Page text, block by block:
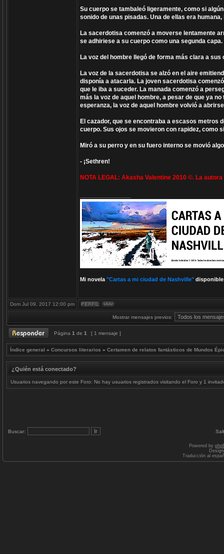
Su cuerpo se tambaleó ligeramente, como si
sonido de unas pisadas. Una de ellas era humana,
La sacerdotisa comenzó a moverse lentamente
se adhiriese a su cuerpo como una segunda capa.
La voz del hombre llegó de forma más clara a
La voz de la sacerdotisa se alzó en el aire
disponía a atacarla. La joven sacerdotisa
que le iba a suceder. La manada comenzó a
más la voz de aquel hombre, a pesar de que ya
esperanza, la voz de aquel hombre volvió a
El cazador, que se encontraba a escasos metros
cuerpo. Sus ojos se movieron con rapidez, como
Miró a su perro y en su fuero interno se movió
- ¡Sethren!
NOTA LEGAL: Akasha Valentine 2010 ©. La
Mi novela "Cartas a mi ciudad de Nashville" disponible
Dom Jul 09, 2017 12:00 pm
Mostrar mensajes previos:
Página 1 de 1 [ 1 mensaje ]
Índice general » Concursos literarios » Certamen de relatos fantásticos de Mundos
¿Quién está conectado?
Usuarios navegando por este Foro: No hay usuarios registrados visitando el Foro y 1
Buscar:
Powered by
Traducción al